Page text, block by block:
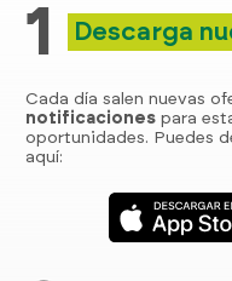
1 Descarga
Cada día salen nuevas
notificaciones para
oportunidades. Puedes
aquí: